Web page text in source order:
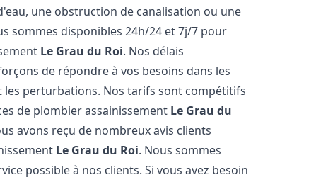
une obstruction de canalisation ou une
sommes disponibles 24h/24 et 7j/7 pour
Le Grau du Roi. Nos délais
de répondre à vos besoins dans les
perturbations. Nos tarifs sont compétitifs
de plombier assainissement Le Grau du
avons reçu de nombreux avis clients
Le Grau du Roi. Nous sommes
possible à nos clients. Si vous avez besoin